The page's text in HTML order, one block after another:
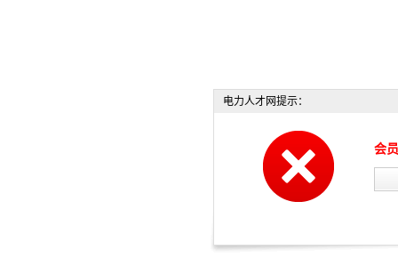
电力人才网提示：
会